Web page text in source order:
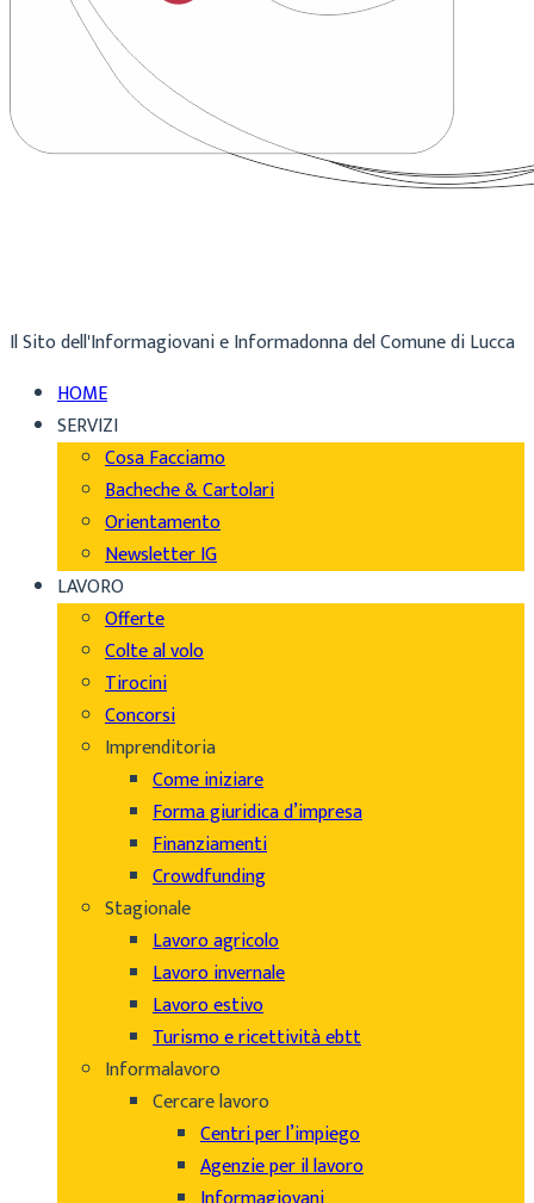
Il Sito dell'Informagiovani e Informadonna del Comune di Lucca
HOME
SERVIZI
Cosa Facciamo
Bacheche & Cartolari
Orientamento
Newsletter IG
LAVORO
Offerte
Colte al volo
Tirocini
Concorsi
Imprenditoria
Come iniziare
Forma giuridica d’impresa
Finanziamenti
Crowdfunding
Stagionale
Lavoro agricolo
Lavoro invernale
Lavoro estivo
Turismo e ricettività ebtt
Informalavoro
Cercare lavoro
Centri per l’impiego
Agenzie per il lavoro